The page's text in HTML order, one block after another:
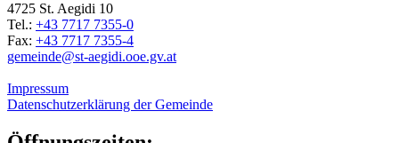
4725 St. Aegidi 10
Tel.: +43 7717 7355-0
Fax: +43 7717 7355-4
gemeinde@st-aegidi.ooe.gv.at
Impressum
Datenschutzerklärung der Gemeinde